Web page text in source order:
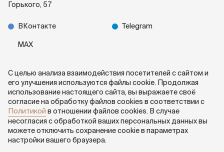
Горького, 57
ВКонтакте Telegram
MAX
Карта сайта
Обработка персональных данных
voskhod.digital
С целью анализа взаимодействия посетителей с сайтом и
его улучшения используются файлы cookie. Продолжая
использование настоящего сайта, вы выражаете своё
согласие на обработку файлов cookies в соответствии с
Политикой в отношении файлов cookies. В случае
несогласия с обработкой ваших персональных данных вы
можете отключить сохранение cookie в параметрах
настройки вашего браузера.